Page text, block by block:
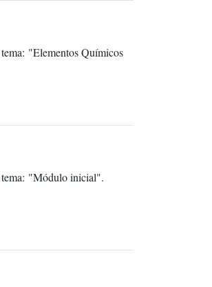
"Elementos Químicos
tema: "Módulo inicial".